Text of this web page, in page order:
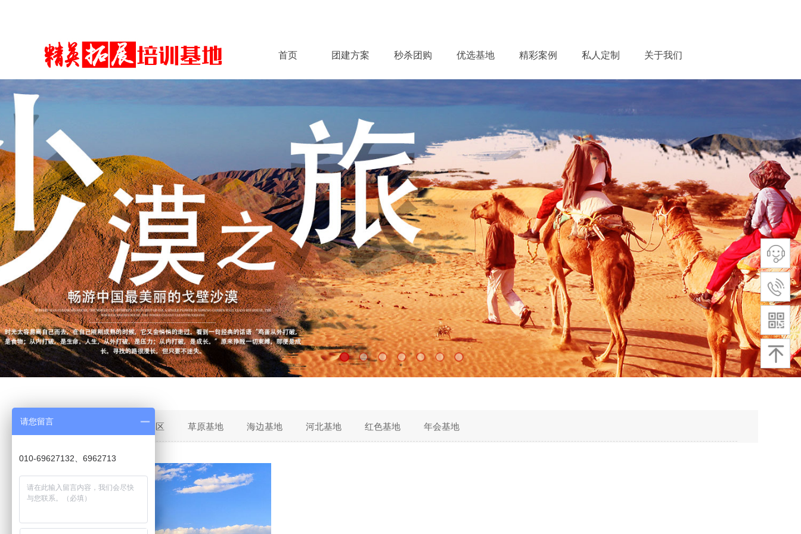
首页 团建方案 秒杀团购 优选基地 精彩案例 私人定制 关于我们
团建基地： 北京郊区 草原基地 海边基地 河北基地 红色基地 年会基地
请您留言
010-69627132、6962713